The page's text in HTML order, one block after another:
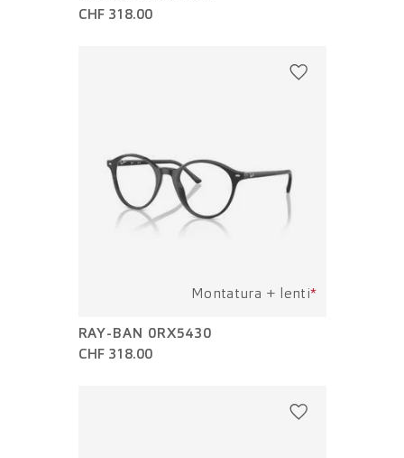
CHF 318.00
Montatura + lenti*
RAY-BAN 0RX5430
CHF 318.00